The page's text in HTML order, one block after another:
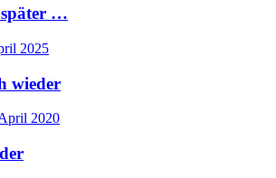
später …
2025
wieder
2020